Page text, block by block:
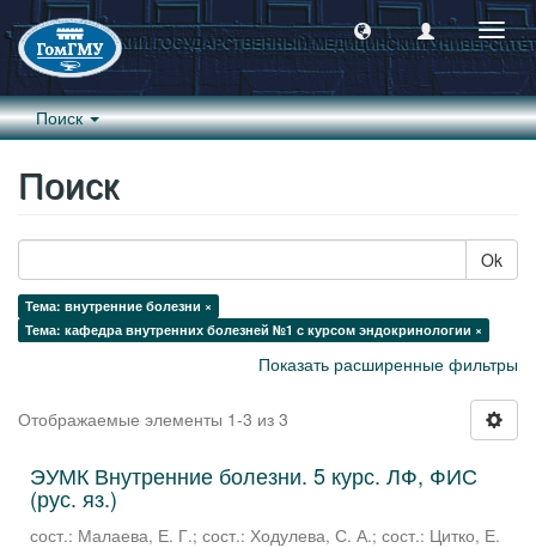
Поиск
Поиск
Ok
Тема: внутренние болезни ×
Тема: кафедра внутренних болезней №1 с курсом эндокринологии ×
Показать расширенные фильтры
Отображаемые элементы 1-3 из 3
ЭУМК Внутренние болезни. 5 курс. ЛФ, ФИС
(рус. яз.)
сост.: Малаева, Е. Г.; сост.: Ходулева, С. А.; сост.: Цитко, Е.